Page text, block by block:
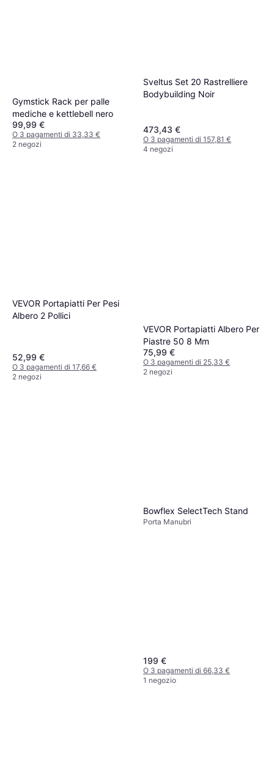
Gymstick Rack per palle
mediche e kettlebell nero
99,99 €
O 3 pagamenti di 33,33 €
2 negozi
Sveltus Set 20 Rastrelliere
Bodybuilding Noir
473,43 €
O 3 pagamenti di 157,81 €
4 negozi
VEVOR Portapiatti Per Pesi
Albero 2 Pollici
52,99 €
O 3 pagamenti di 17,66 €
2 negozi
VEVOR Portapiatti Albero Per
Piastre 50 8 Mm
75,99 €
O 3 pagamenti di 25,33 €
2 negozi
Bowflex SelectTech Stand
Porta Manubri
199 €
O 3 pagamenti di 66,33 €
1 negozio